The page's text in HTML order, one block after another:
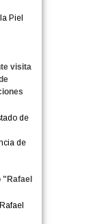
Piel
visita
de
de
"Rafael